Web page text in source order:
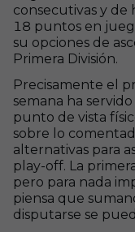
consecutivas y de
18 puntos en
su opciones de
Primera División.
Precisamente el
semana ha
punto de vista
sobre lo
alternativas para
play-off. La
pero para nada
piensa que
disputarse se